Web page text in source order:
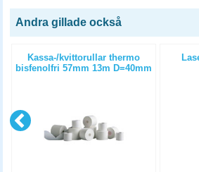
Andra gillade också
Kassa-/kvittorullar thermo
bisfenolfri 57mm 13m D=40mm